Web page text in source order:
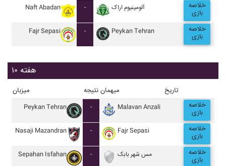
Naft Abadan - آلومينيوم اراک خلاصه
بازی
Fajr Sepasi - Peykan Tehran خلاصه
بازی
هفته ۱۰
میزبان نتیجه میهمان تاریخ
Peykan Tehran - Malavan Anzali خلاصه
بازی
Nasaji Mazandran - Fajr Sepasi خلاصه
بازی
Sepahan Isfahan - مس شهر بابک خلاصه
بازی